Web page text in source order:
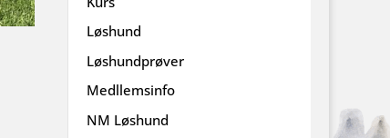
Løshund
Løshundprøver
Medllemsinfo
NM Løshund